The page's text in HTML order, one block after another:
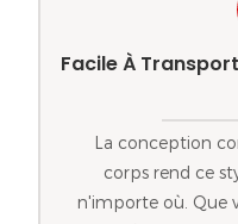
Facile À
La conception
corps rend ce
n'importe où. Que